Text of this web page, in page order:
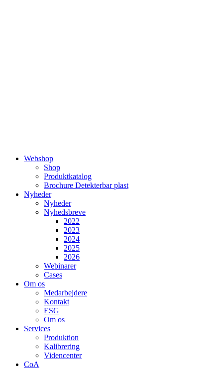
Webshop
Shop
Produktkatalog
Brochure Detekterbar plast
Nyheder
Nyheder
Nyhedsbreve
2022
2023
2024
2025
2026
Webinarer
Cases
Om os
Medarbejdere
Kontakt
ESG
Om os
Services
Produktion
Kalibrering
Videncenter
CoA